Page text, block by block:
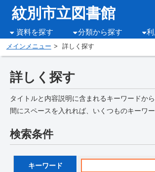
紋別市立図書館
資料を探す 分類から探す
メインメニュー 詳しく探す
詳しく探す
タイトルと内容説明に含まれるキーワードから
間にスペースを入れれば、いくつものキーワ
検索条件
キーワード